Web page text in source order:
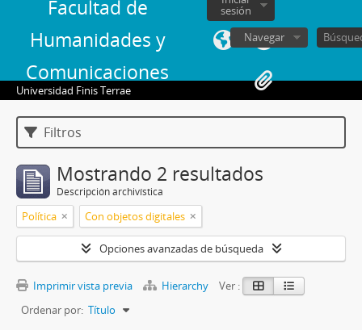
Facultad de
Humanidades y
Comunicaciones
sesión
Navegar
Universidad Finis Terrae
Filtros
Mostrando 2 resultados
Descripción archivística
Política Con objetos digitales
Opciones avanzadas de búsqueda
Imprimir vista previa Hierarchy
Ver :
Ordenar por: Título